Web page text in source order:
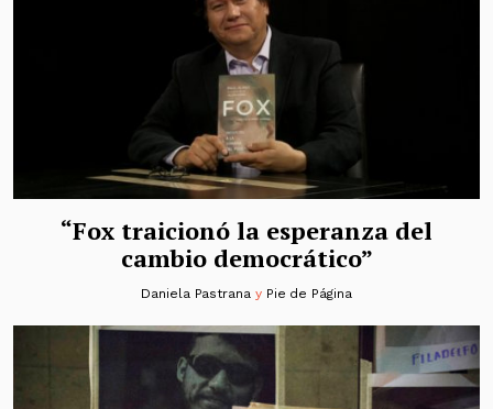
“Fox traicionó la esperanza del
cambio democrático”
Daniela Pastranay Pie de Página